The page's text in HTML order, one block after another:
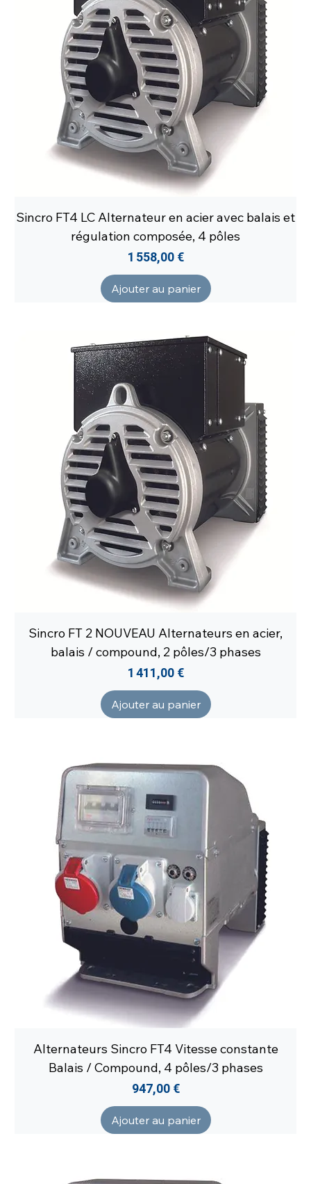
Sincro FT4 LC Alternateur en acier avec balais et
régulation composée, 4 pôles
Prix
1 558,00 €
Ajouter au panier
Sincro FT 2 NOUVEAU Alternateurs en acier,
balais / compound, 2 pôles/3 phases
Prix
1 411,00 €
Ajouter au panier
Alternateurs Sincro FT4 Vitesse constante
Balais / Compound, 4 pôles/3 phases
Prix
947,00 €
Ajouter au panier